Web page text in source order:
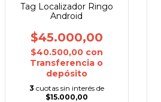
Tag Localizador Ringo
Android
$45.000,00
$40.500,00 con
Transferencia o
depósito
3 cuotas sin interés de
$15.000,00